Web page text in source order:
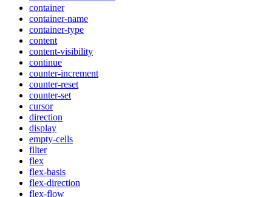
container
container-name
container-type
content
content-visibility
continue
counter-increment
counter-reset
counter-set
cursor
direction
display
empty-cells
filter
flex
flex-basis
flex-direction
flex-flow